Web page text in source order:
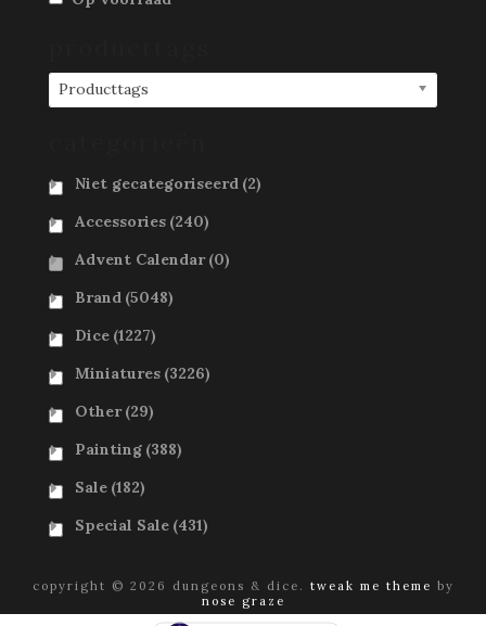
Producttags
Niet gecategoriseerd (2)
Accessories (240)
Advent Calendar (0)
Brand (5048)
Dice (1227)
Miniatures (3226)
Other (29)
Painting (388)
Sale (182)
Special Sale (431)
copyright © 2026 dungeons & dice. tweak me theme by
nose graze